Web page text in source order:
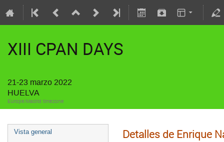
XIII CPAN DAYS
21-23 marzo 2022
HUELVA
Europe/Madrid timezone
Vista general
Detalles de Enrique